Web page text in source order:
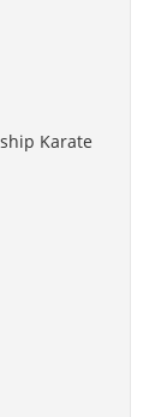
Karate